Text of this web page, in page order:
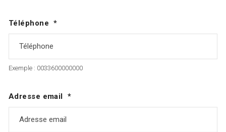
Téléphone
Exemple : 0033600000000
Adresse email